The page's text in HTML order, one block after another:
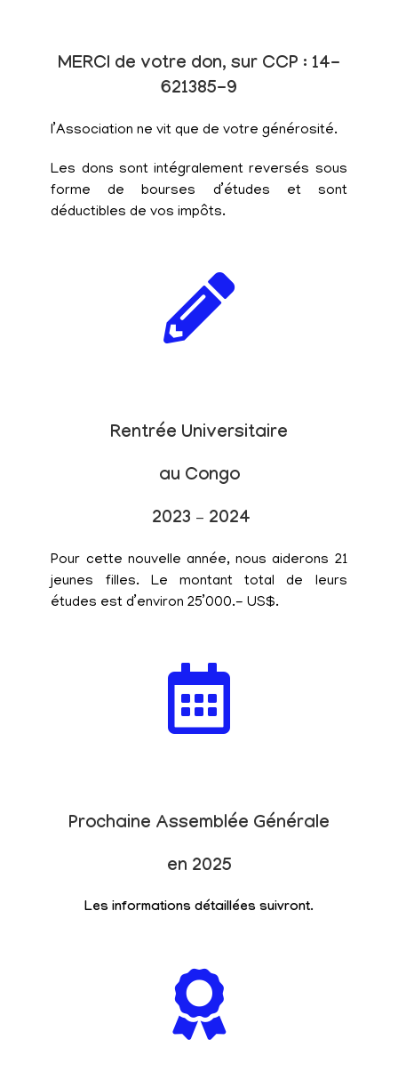
MERCI de votre don, sur CCP : 14-
621385-9
l’Association ne vit que de votre générosité.
Les dons sont intégralement reversés sous
forme de bourses d’études et sont
déductibles de vos impôts.
Rentrée Universitaire
au Congo
2023 – 2024
Pour cette nouvelle année, nous aiderons 21
jeunes filles. Le montant total de leurs
études est d’environ 25’000.- US$.
Prochaine Assemblée Générale
en 2025
Les informations détaillées suivront.